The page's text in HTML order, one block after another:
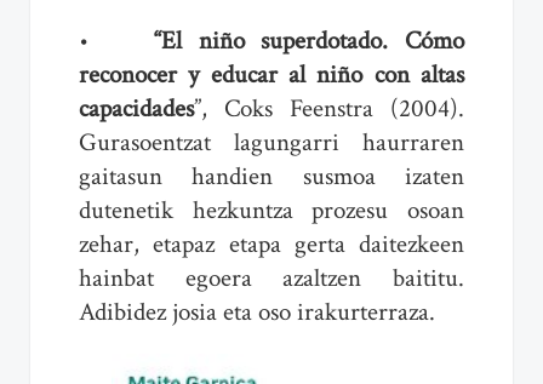
•“El niño superdotado. Cómo
reconocer y educar al niño con altas
capacidades”, Coks Feenstra (2004).
Gurasoentzat lagungarri haurraren
gaitasun handien susmoa izaten
dutenetik hezkuntza prozesu osoan
zehar, etapaz etapa gerta daitezkeen
hainbat egoera azaltzen baititu.
Adibidez josia eta oso irakurterraza.